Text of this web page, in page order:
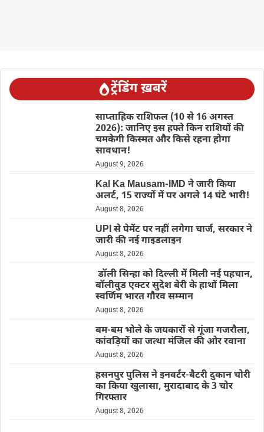
ट्रेंडिंग ख़बरें
साप्ताहिक राशिफल (10 से 16 अगस्त
2026): जानिए इस हफ्ते किन राशियों की
चमकेगी किस्मत और किसे रहना होगा
सावधान!
August 9, 2026
Kal Ka Mausam-IMD ने जारी किया
अलर्ट, 15 राज्यों में पर अगले 14 घंटे भारी!
August 8, 2026
UPI से पेमेंट पर नहीं लगेगा चार्ज, सरकार ने
जारी की नई गाइडलाइन
August 8, 2026
डॉली सिन्हा को दिल्ली में मिली नई पहचान,
बॉलीवुड एक्टर सुदेश बेरी के हाथों मिला
स्वर्णिम भारत गौरव सम्मान
August 8, 2026
बम-बम भोले के जयकारों से गूंजा गजरौला,
कांवड़ियों का जत्था मंजिल की ओर रवाना
August 8, 2026
हसनपुर पुलिस ने इनवर्टर-बैटरी दुकान चोरी
का किया खुलासा, मुरादाबाद के 3 चोर
गिरफ्तार
August 8, 2026